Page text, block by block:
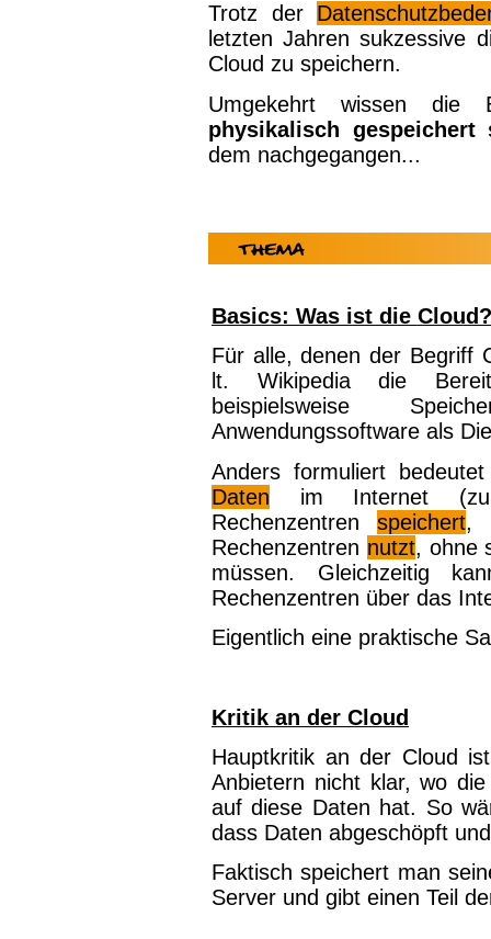
Trotz der
letzten Jahren sukzessive
Cloud zu speichern.
Umgekehrt wissen die
physikalisch gespeichert
dem nachgegangen...
Basics: Was ist die Cloud?
Für alle, denen der Begriff
lt. Wikipedia die
beispielsweise
Anwendungssoftware als
Anders formuliert
Daten im Internet
Rechenzentrenspeichert,
Rechenzentren nutzt, ohne
müssen. Gleichzeitig
Rechenzentren über das
Eigentlich eine praktische
Kritik an der Cloud
Hauptkritik an der Cloud
Anbietern nicht klar, wo
auf diese Daten hat. So
dass Daten abgeschöpft
Faktisch speichert man
Server und gibt einen Teil